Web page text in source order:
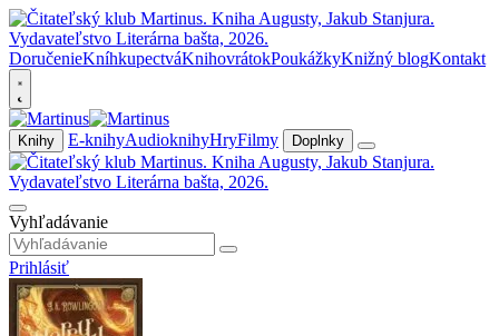
DoručenieKníhkupectváKnihovrátokPoukážkyKnižný blogKontakt
Knihy E-knihyAudioknihyHryFilmy Doplnky
Vyhľadávanie
Prihlásiť